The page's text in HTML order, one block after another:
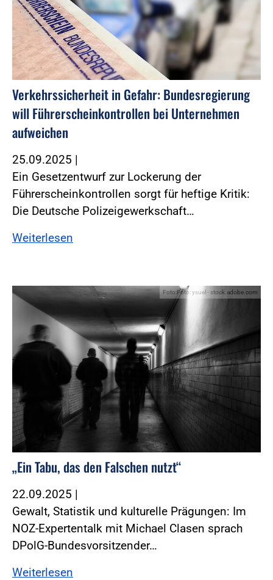
Verkehrssicherheit in Gefahr: Bundesregierung
will Führerscheinkontrollen bei Unternehmen
aufweichen
25.09.2025 |
Ein Gesetzentwurf zur Lockerung der
Führerscheinkontrollen sorgt für heftige Kritik:
Die Deutsche Polizeigewerkschaft…
Weiterlesen
Foto:Foto: ysuel - stock.adobe.com
„Ein Tabu, das den Falschen nutzt“
22.09.2025 |
Gewalt, Statistik und kulturelle Prägungen: Im
NOZ-Expertentalk mit Michael Clasen sprach
DPolG-Bundesvorsitzender…
Weiterlesen